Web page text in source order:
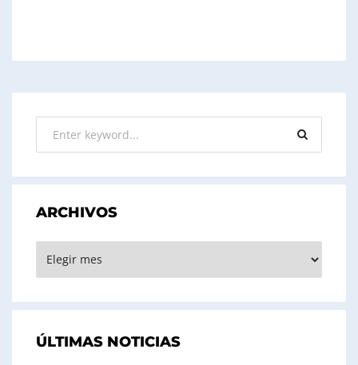
ARCHIVOS
ÚLTIMAS NOTICIAS